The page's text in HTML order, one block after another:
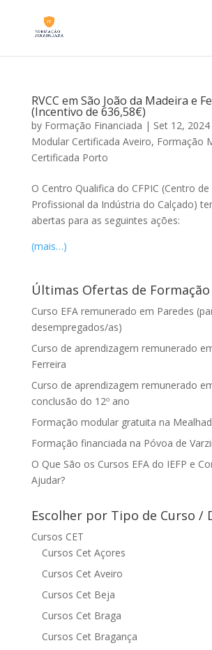
RVCC em São João da Madeira e
(Incentivo de 636,58€)
by Formação Financiada | Set 12, 2024
Modular Certificada Aveiro, Formação
Certificada Porto
O Centro Qualifica do CFPIC (Centro
Profissional da Indústria do Calçado)
abertas para as seguintes ações:
(mais…)
Últimas Ofertas de Formação
Curso EFA remunerado em Paredes
desempregados/as)
Curso de aprendizagem remunerado
Ferreira
Curso de aprendizagem remunerado
conclusão do 12º ano
Formação modular gratuita na
Formação financiada na Póvoa de
O Que São os Cursos EFA do IEFP e
Ajudar?
Escolher por Tipo de Curso /
Cursos CET
Cursos Cet Açores
Cursos Cet Aveiro
Cursos Cet Beja
Cursos Cet Braga
Cursos Cet Bragança